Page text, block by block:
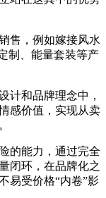
售，例如嫁接风水
制、能量套装等产
计和品牌理念中，
感价值，实现从卖
的能力，通过完全
闭环，在品牌化之
易受价格“内卷”影